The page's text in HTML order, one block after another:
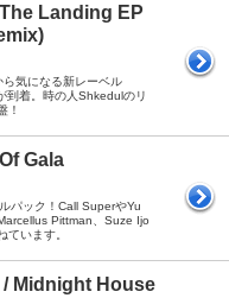
Landing EP
ら気になる新レーベル
着。時の人Shkedulのリ
！
Gala
パック！Call SuperやYu
Pittman、Suze Ijo
ています。
/ Midnight House